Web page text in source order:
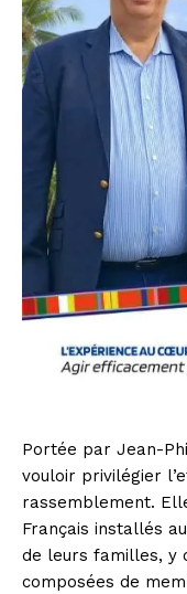
Portée par Jean-
vouloir privilégier
rassemblement.
Français installés
de leurs familles, y
composées de